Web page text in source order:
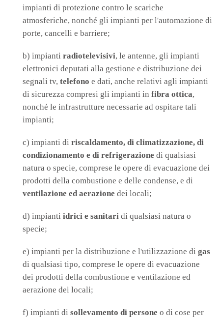
impianti di protezione contro le scariche
atmosferiche, nonché gli impianti per l'automazione di
porte, cancelli e barriere;
b) impianti radiotelevisivi, le antenne, gli impianti
elettronici deputati alla gestione e distribuzione dei
segnali tv, telefono e dati, anche relativi agli impianti
di sicurezza compresi gli impianti in fibra ottica,
nonché le infrastrutture necessarie ad ospitare tali
impianti;
c) impianti di riscaldamento, di climatizzazione, di
condizionamento e di refrigerazione di qualsiasi
natura o specie, comprese le opere di evacuazione dei
prodotti della combustione e delle condense, e di
ventilazione ed aerazione dei locali;
d) impianti idrici e sanitari di qualsiasi natura o
specie;
e) impianti per la distribuzione e l'utilizzazione di gas
di qualsiasi tipo, comprese le opere di evacuazione
dei prodotti della combustione e ventilazione ed
aerazione dei locali;
f) impianti di sollevamento di persone o di cose per